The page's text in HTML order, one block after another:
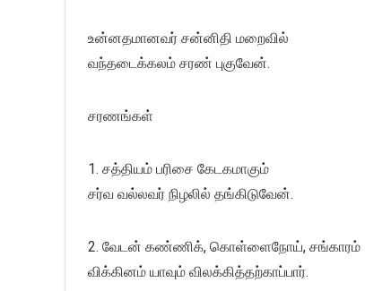
உன்னதமானவர் சன்னிதி மறைவில்
வந்தடைக்கலம் சரண் புகுவேன்.
சரணங்கள்
1. சத்தியம் பரிசை கேடகமாகும்
சர்வ வல்லவர் நிழலில் தங்கிடுவேன்.
2. வேடன் கண்ணிக், கொள்ளைநோய், சங்காரம்
விக்கினம் யாவும் விலக்கித்தற்காப்பார்.